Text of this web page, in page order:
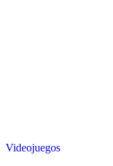
Videojuegos